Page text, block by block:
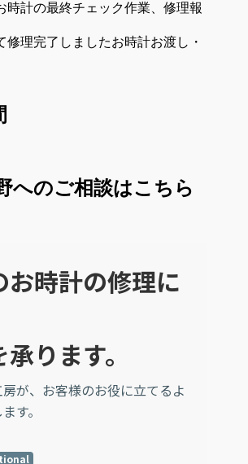
時計の最終チェック作業、修理報
修理完了しましたお時計お渡し・
へのご相談はこちら